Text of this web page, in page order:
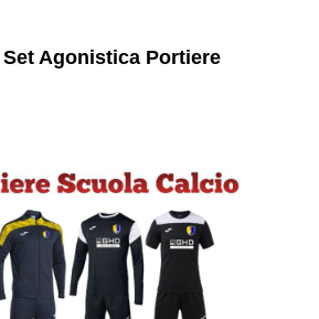
Agonistica Portiere